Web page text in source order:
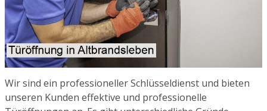
Wir sind ein professioneller Schlüsseldienst und bieten
unseren Kunden effektive und professionelle